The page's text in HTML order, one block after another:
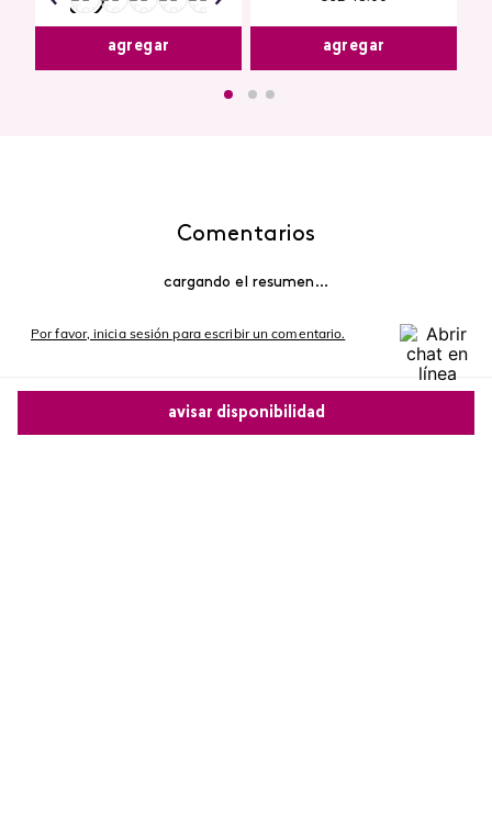
avisar disponibilidad
agregar agregar
Comentarios
cargando el resumen…
Por favor, inicia sesión para escribir un comentario.
Más reciente